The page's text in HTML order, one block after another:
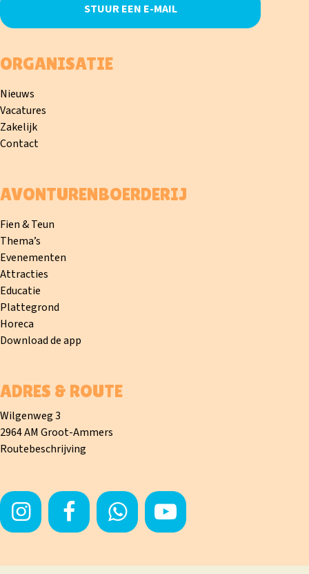
STUUR EEN E-MAIL
ORGANISATIE
Nieuws
Vacatures
Zakelijk
Contact
AVONTURENBOERDERIJ
Fien & Teun
Thema’s
Evenementen
Attracties
Educatie
Plattegrond
Horeca
Download de app
ADRES & ROUTE
Wilgenweg 3
2964 AM Groot-Ammers
Routebeschrijving